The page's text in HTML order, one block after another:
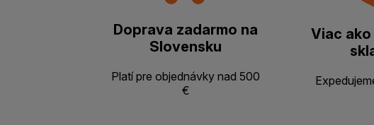
Doprava zadarmo na
Slovensku
Platí pre objednávky nad 500
€
Viac